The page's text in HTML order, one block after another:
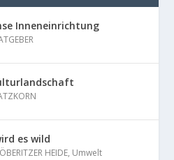
Inneneinrichtung
es wild
HEIDE, Umwelt